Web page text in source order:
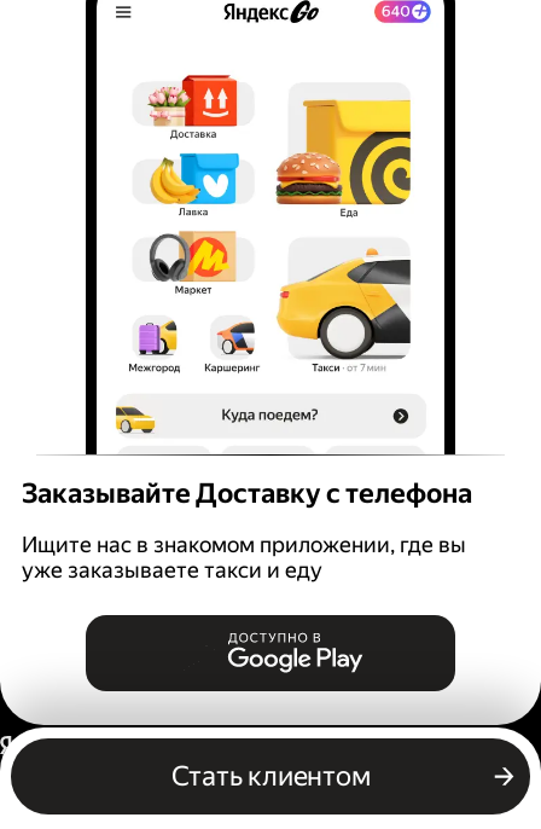
Заказывайте Доставку с телефона
Ищите нас в знакомом приложении, где вы
уже заказываете такси и еду
Стать клиентом
Россия
Бизнесу